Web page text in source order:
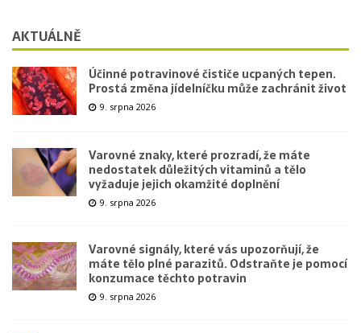
AKTUÁLNĚ
Účinné potravinové čističe ucpaných tepen.
Prostá změna jídelníčku může zachránit život
9. srpna 2026
Varovné znaky, které prozradí, že máte
nedostatek důležitých vitaminů a tělo
vyžaduje jejich okamžité doplnění
9. srpna 2026
Varovné signály, které vás upozorňují, že
máte tělo plné parazitů. Odstraňte je pomocí
konzumace těchto potravin
9. srpna 2026